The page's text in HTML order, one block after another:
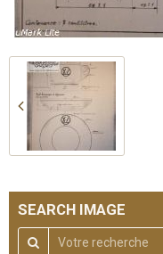
SEARCH IMAGE